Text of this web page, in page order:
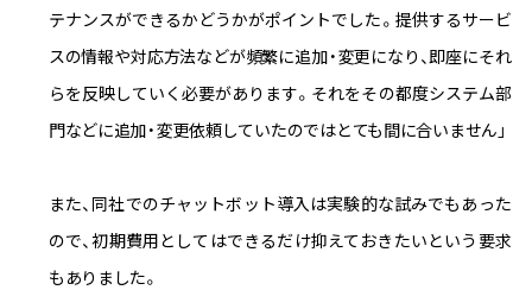
テナンスができるかどうかがポイントでした。提供するサービ
スの情報や対応方法などが頻繁に追加・変更になり、即座にそれ
らを反映していく必要があります。それをその都度システム部
門などに追加・変更依頼していたのではとても間に合いません」
また、同社でのチャットボット導入は実験的な試みでもあった
ので、初期費用としてはできるだけ抑えておきたいという要求
もありました。